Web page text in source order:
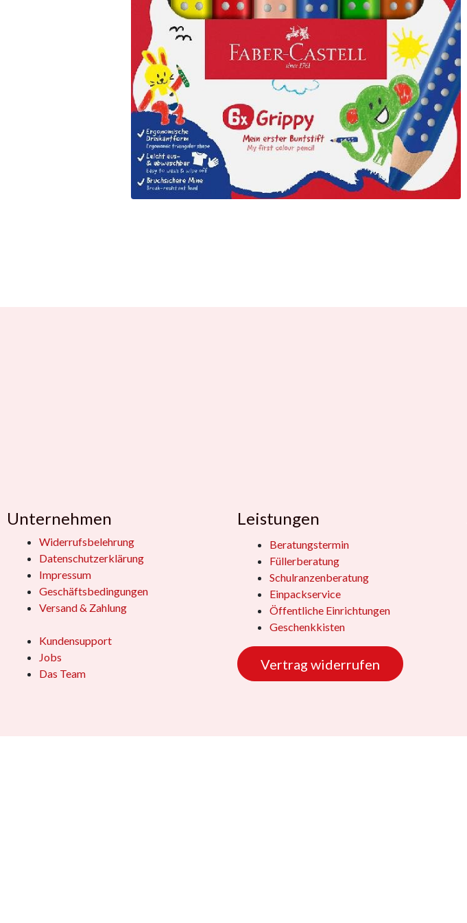
Unternehmen
Widerrufsbelehrung
Datenschutzerklärung
Impressum
Geschäftsbedingungen
Versand & Zahlung
Kundensupport
Jobs
Das Team
Leistungen
Beratungstermin
Füllerberatung
Schulranzenberatung
Einpackservice
Öffentliche Einrichtungen
Geschenkkisten
Vertrag widerrufen